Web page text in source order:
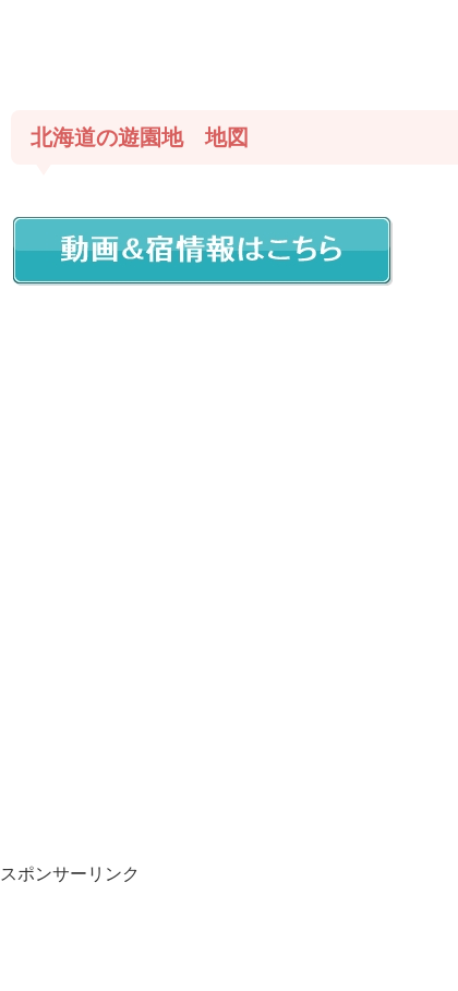
北海道の遊園地 地図
スポンサーリンク